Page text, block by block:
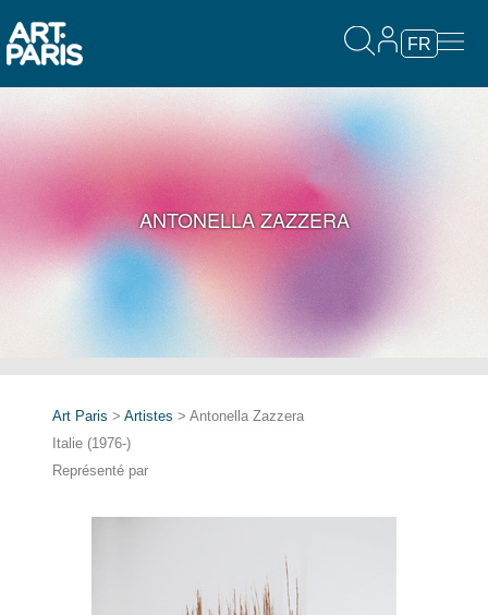
FR
ANTONELLA ZAZZERA
Art Paris > Artistes > Antonella Zazzera
Italie (1976-)
Représenté par